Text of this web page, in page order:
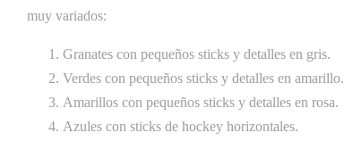
muy variados:
Granates con pequeños sticks y detalles en gris.
Verdes con pequeños sticks y detalles en amarillo.
Amarillos con pequeños sticks y detalles en rosa.
Azules con sticks de hockey horizontales.